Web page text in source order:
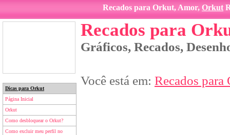
Recados para Orkut, Amor, Orkut
Dicas para Orkut
Página Inicial
Orkut
Como desbloquear o Orkut?
Como excluir meu perfil no
Recados para
Gráficos, Recados,
Você está em: Recados para